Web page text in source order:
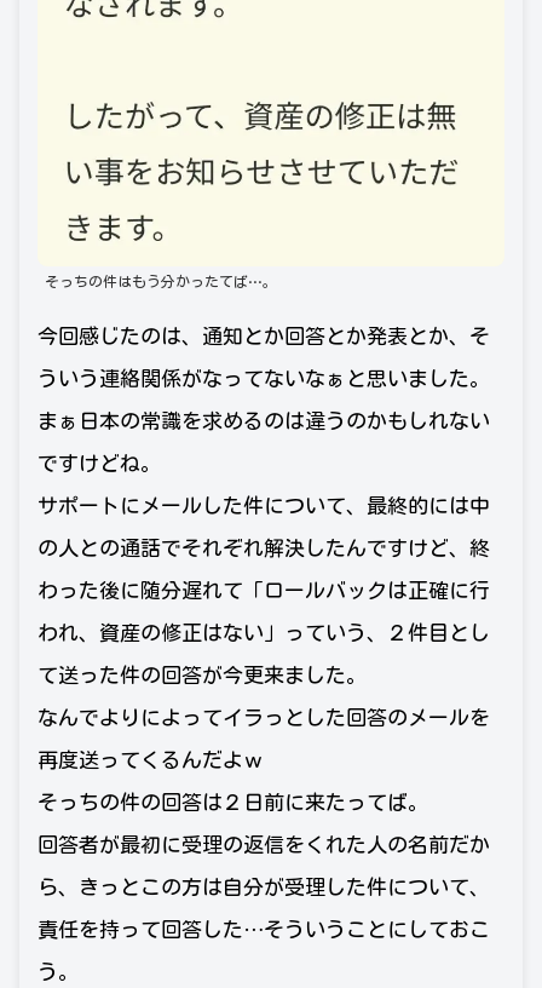
そっちの件はもう分かったてば…。
今回感じたのは、通知とか回答とか発表とか、そ
ういう連絡関係がなってないなぁと思いました。
まぁ日本の常識を求めるのは違うのかもしれない
ですけどね。
サポートにメールした件について、最終的には中
の人との通話でそれぞれ解決したんですけど、終
わった後に随分遅れて「ロールバックは正確に行
われ、資産の修正はない」っていう、２件目とし
て送った件の回答が今更来ました。
なんでよりによってイラっとした回答のメールを
再度送ってくるんだよｗ
そっちの件の回答は２日前に来たってば。
回答者が最初に受理の返信をくれた人の名前だか
ら、きっとこの方は自分が受理した件について、
責任を持って回答した…そういうことにしておこ
う。